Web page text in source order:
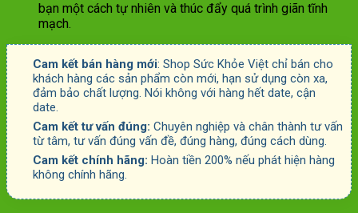
bạn một cách tự nhiên và thúc đẩy quá trình giãn tĩnh
mạch.
Cam kết bán hàng mới: Shop Sức Khỏe Việt chỉ bán cho
khách hàng các sản phẩm còn mới, hạn sử dụng còn xa,
đảm bảo chất lượng. Nói không với hàng hết date, cận
date.
Cam kết tư vấn đúng: Chuyên nghiệp và chân thành tư vấn
từ tâm, tư vấn đúng vấn đề, đúng hàng, đúng cách dùng.
Cam kết chính hãng: Hoàn tiền 200% nếu phát hiện hàng
không chính hãng.